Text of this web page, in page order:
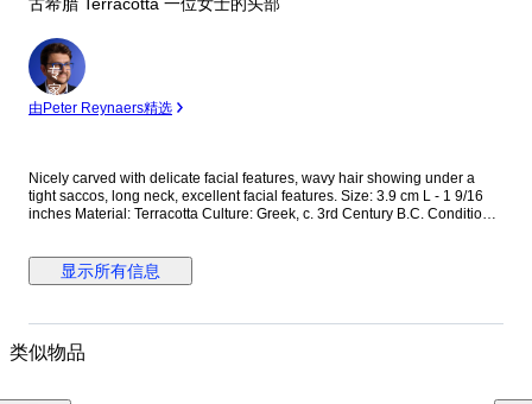
古希腊 Terracotta 一位女士的头部
专
家
由Peter Reynaers精选
Nicely carved with delicate facial features, wavy hair showing under a
tight saccos, long neck, excellent facial features. Size: 3.9 cm L - 1 9/16
inches Material: Terracotta Culture: Greek, c. 3rd Century B.C. Condition:
guarantees that this item has been legally acquired & will be legally
exported, related documents seen by Catawiki. This item do not need an
UK export licence outside the EU Worldwide shipping by Registered Mail.
incurred on orders shipped to countries outside the UK. Notice: We are
显示所有信息
类似物品